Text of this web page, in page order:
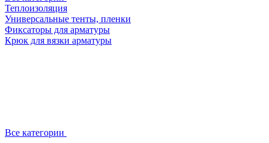
Теплоизоляция
Универсальные тенты, пленки
Фиксаторы для арматуры
Крюк для вязки арматуры
Все категории